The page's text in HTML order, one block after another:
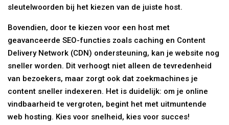
sleutelwoorden bij het kiezen van de juiste host.
Bovendien, door te kiezen voor een host met
geavanceerde SEO-functies zoals caching en Content
Delivery Network (CDN) ondersteuning, kan je website nog
sneller worden. Dit verhoogt niet alleen de tevredenheid
van bezoekers, maar zorgt ook dat zoekmachines je
content sneller indexeren. Het is duidelijk: om je online
vindbaarheid te vergroten, begint het met uitmuntende
web hosting. Kies voor snelheid, kies voor succes!